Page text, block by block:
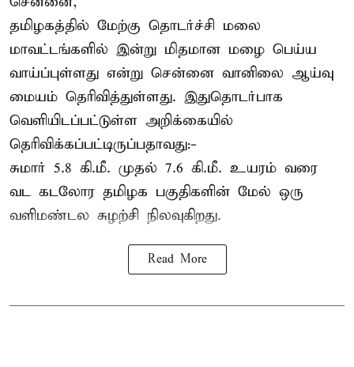
தமிழகத்தில் மேற்கு தொடர்ச்சி மலை
மாவட்டங்களில் இன்று மிதமான மழை பெய்ய
வாய்ப்புள்ளது என்று சென்னை வானிலை ஆய்வு
மையம் தெரிவித்துள்ளது. இதுதொடர்பாக
வெளியிடப்பட்டுள்ள அறிக்கையில்
தெரிவிக்கப்பட்டிருப்பதாவது:-
சுமார் 5.8 கி.மீ. முதல் 7.6 கி.மீ. உயரம் வரை
வட கடலோர தமிழக பகுதிகளின் மேல் ஒரு
வளிமண்டல சுழற்சி நிலவுகிறது.
Read More